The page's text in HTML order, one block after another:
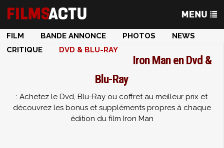
FILM BANDE ANNONCE PHOTOS
NEWS
CRITIQUE
DVD & BLU-RAY
Iron Man en Dvd &
Blu-Ray
: Achetez le Dvd, Blu-Ray ou coffret au meilleur prix et
découvrez les bonus et suppléments propres à chaque
édition du film Iron Man